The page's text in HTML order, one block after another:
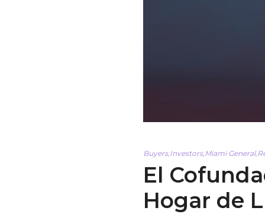
Buyers, Investors, Miami General,
El
Hogar de